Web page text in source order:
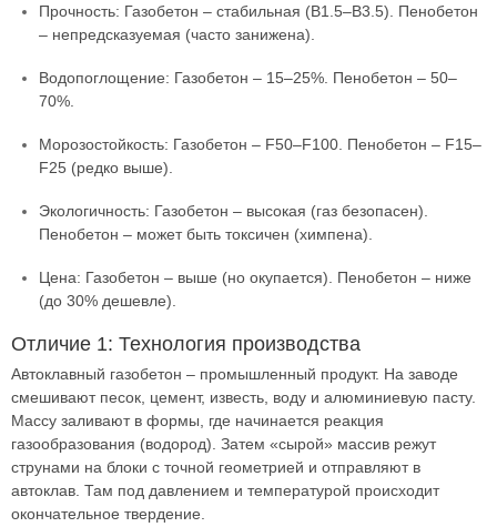
Прочность: Газобетон – стабильная (B1.5–B3.5). Пенобетон
– непредсказуемая (часто занижена).
Водопоглощение: Газобетон – 15–25%. Пенобетон – 50–
70%.
Морозостойкость: Газобетон – F50–F100. Пенобетон – F15–
F25 (редко выше).
Экологичность: Газобетон – высокая (газ безопасен).
Пенобетон – может быть токсичен (химпена).
Цена: Газобетон – выше (но окупается). Пенобетон – ниже
(до 30% дешевле).
Отличие 1: Технология производства
Автоклавный газобетон – промышленный продукт. На заводе
смешивают песок, цемент, известь, воду и алюминиевую пасту.
Массу заливают в формы, где начинается реакция
газообразования (водород). Затем «сырой» массив режут
струнами на блоки с точной геометрией и отправляют в
автоклав. Там под давлением и температурой происходит
окончательное твердение.